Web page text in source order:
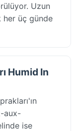
Uzun
her üç günde
Humid In
aux-
ise